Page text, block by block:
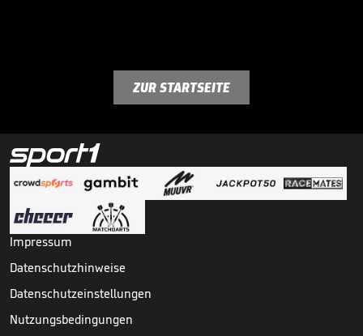
ZUR STARTSEITE
Impressum
Datenschutzhinweise
Datenschutzeinstellungen
Nutzungsbedingungen